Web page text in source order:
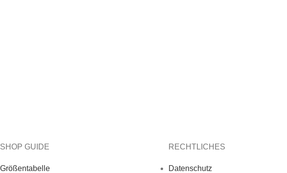
SHOP GUIDE
Größentabelle
RECHTLICHES
Datenschutz